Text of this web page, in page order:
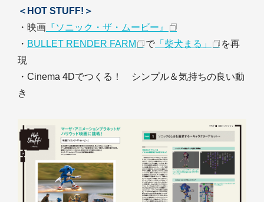
＜HOT STUFF!＞
・映画 『ソニック・ザ・ムービー』
・ BULLET RENDER FARM で 「柴犬まる」
を再
現
・Cinema 4Dでつくる！ シンプル＆気持ちの良い動
き